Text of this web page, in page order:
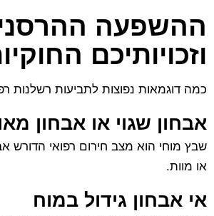
ההשפעה
וזכויותיכם
כמה דוגמאות נפוצות לתביעות רשלנות
אבחון שגוי או אבחון
שבץ מוחי הוא מצב חירום רפואי הדורש
או מוות.
אי אבחון גידול במוח